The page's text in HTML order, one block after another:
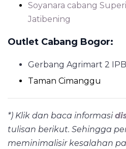
Soyanara cabang
Jatibening
Outlet Cabang Bogor:
Gerbang Agrimart 2
Taman Cimanggu
*) Klik dan baca informasi
tulisan berikut. Sehingga
meminimalisir kesalahan